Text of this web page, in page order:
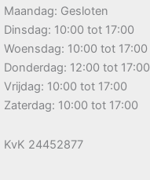
Maandag: Gesloten
Dinsdag: 10:00 tot 17:00
Woensdag: 10:00 tot 17:00
Donderdag: 12:00 tot 17:00
Vrijdag: 10:00 tot 17:00
Zaterdag: 10:00 tot 17:00
KvK 24452877